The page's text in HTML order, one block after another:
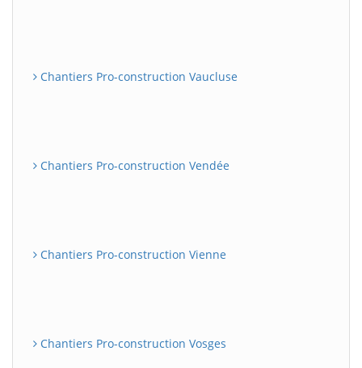
Chantiers Pro-construction Vaucluse
Chantiers Pro-construction Vendée
Chantiers Pro-construction Vienne
Chantiers Pro-construction Vosges